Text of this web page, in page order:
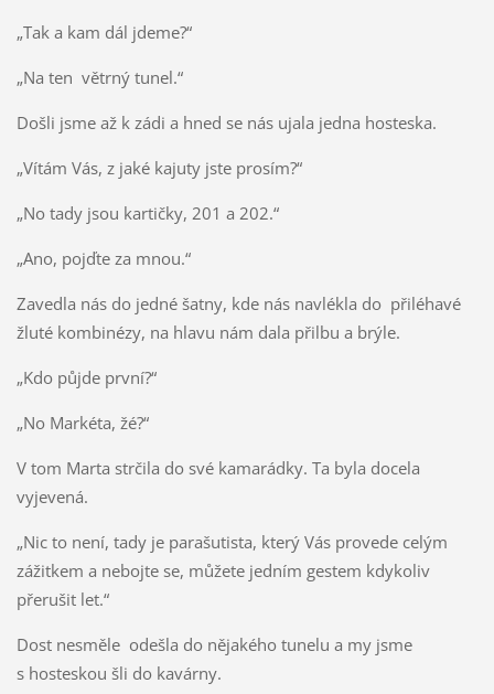
„Tak a kam dál jdeme?“
„Na ten větrný tunel.“
Došli jsme až k zádi a hned se nás ujala jedna hosteska.
„Vítám Vás, z jaké kajuty jste prosím?“
„No tady jsou kartičky, 201 a 202.“
„Ano, pojďte za mnou.“
Zavedla nás do jedné šatny, kde nás navlékla do přiléhavé
žluté kombinézy, na hlavu nám dala přilbu a brýle.
„Kdo půjde první?“
„No Markéta, žé?“
V tom Marta strčila do své kamarádky. Ta byla docela
vyjevená.
„Nic to není, tady je parašutista, který Vás provede celým
zážitkem a nebojte se, můžete jedním gestem kdykoliv
přerušit let.“
Dost nesměle odešla do nějakého tunelu a my jsme
s hosteskou šli do kavárny.